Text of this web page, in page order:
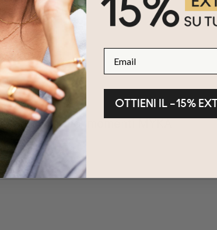
Condividi i tuoi momenti MYKA
OTTIENI IL –15%